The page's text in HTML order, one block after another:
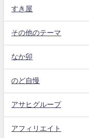
すき屋
その他のテーマ
なか卯
のど自慢
アサヒグループ
アフィリエイト